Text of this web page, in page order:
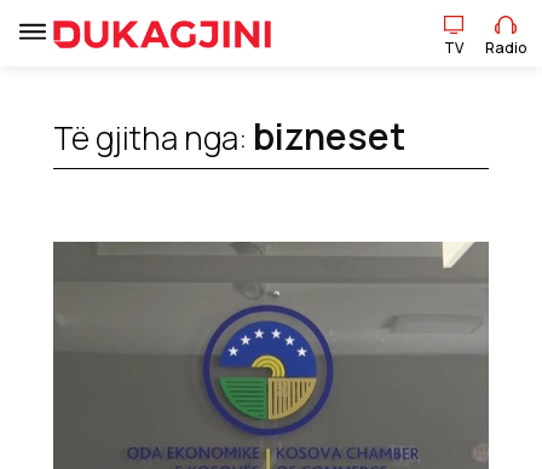
Lajme
TV Radio
Të gjitha nga: bizneset